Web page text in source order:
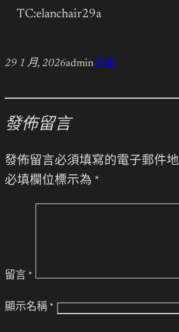
TC:elanchair29a
29 1 月, 2026admin分數
發佈留言
發佈留言必須填寫的電子郵件
必填欄位標示為 *
留言 *
顯示名稱 *